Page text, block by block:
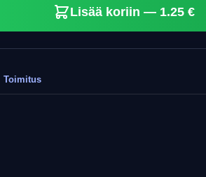
Lisää koriin — 1.25 €
Toimitus